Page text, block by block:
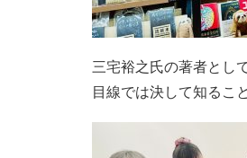
三宅裕之氏の著者とし
目線では決して知るこ